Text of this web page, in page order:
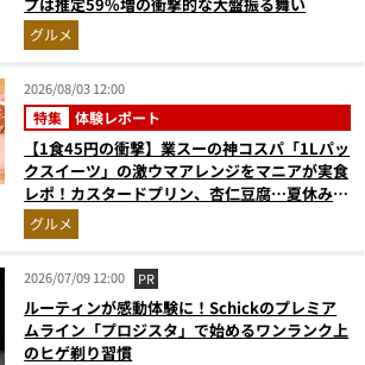
グルメ
2026/08/03 12:00
特集 体験レポート
【1食45円の衝撃】業スーの神コスパ「1Lパッ
クスイーツ」の激ウマアレンジをマニアが実食
レポ！カスタードプリン、杏仁豆腐…夏休みの
おやつに最強すぎた
グルメ
2026/07/09 12:00 PR
ルーティンが感動体験に！Schickのプレミア
ムライン「プロジスタ」で始めるワンランク上
のヒゲ剃り習慣